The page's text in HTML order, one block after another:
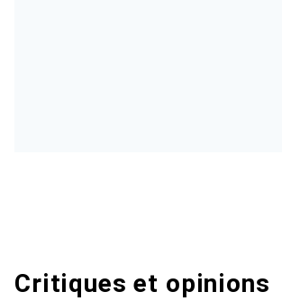
Critiques et opinions